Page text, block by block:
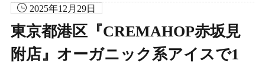
2025年12月29日
東京都港区『CREMAHOP赤坂見
附店』オーガニック系アイスで1